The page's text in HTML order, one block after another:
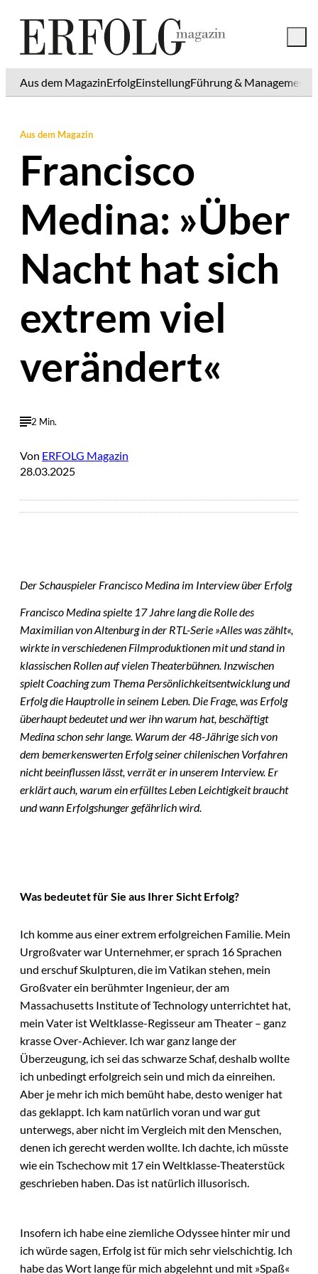
Aus dem MagazinErfolgEinstellungFührung & Management
Aus dem Magazin
Francisco
Medina: »Über
Nacht hat sich
extrem viel
verändert«
2 Min.
Von ERFOLG Magazin
28.03.2025
Der Schauspieler Francisco Medina im Interview über Erfolg
Francisco Medina spielte 17 Jahre lang die Rolle des
Maximilian von Altenburg in der RTL-Serie »Alles was zählt«,
wirkte in verschiedenen Filmproduktionen mit und stand in
klassischen Rollen auf vielen Theaterbühnen. Inzwischen
spielt Coaching zum Thema Persönlichkeitsentwicklung und
Erfolg die Hauptrolle in seinem Leben. Die Frage, was Erfolg
überhaupt bedeutet und wer ihn warum hat, beschäftigt
Medina schon sehr lange. Warum der 48-Jährige sich von
dem bemerkenswerten Erfolg seiner chilenischen Vorfahren
nicht beeinflussen lässt, verrät er in unserem Interview. Er
erklärt auch, warum ein erfülltes Leben Leichtigkeit braucht
und wann Erfolgshunger gefährlich wird.
Was bedeutet für Sie aus Ihrer Sicht Erfolg?
Ich komme aus einer extrem erfolgreichen Familie. Mein
Urgroßvater war Unternehmer, er sprach 16 Sprachen
und erschuf Skulpturen, die im Vatikan stehen, mein
Großvater ein berühmter Ingenieur, der am
Massachusetts Institute of Technology unterrichtet hat,
mein Vater ist Weltklasse-Regisseur am Theater – ganz
krasse Over-Achiever. Ich war ganz lange der
Überzeugung, ich sei das schwarze Schaf, deshalb wollte
ich unbedingt erfolgreich sein und mich da einreihen.
Aber je mehr ich mich bemüht habe, desto weniger hat
das geklappt. Ich kam natürlich voran und war gut
unterwegs, aber nicht im Vergleich mit den Menschen,
denen ich gerecht werden wollte. Ich dachte, ich müsste
wie ein Tschechow mit 17 ein Weltklasse-Theaterstück
geschrieben haben. Das ist natürlich illusorisch.
Insofern ich habe eine ziemliche Odyssee hinter mir und
ich würde sagen, Erfolg ist für mich sehr vielschichtig. Ich
habe das Wort lange für mich abgelehnt und mit »Spaß«